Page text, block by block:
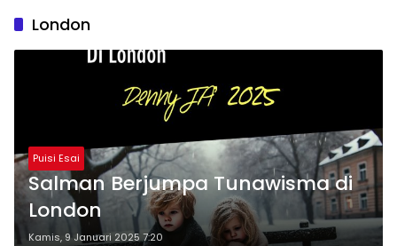
London
Puisi Esai
Salman Berjumpa Tunawisma di
London
Kamis, 9 Januari 2025 7:20